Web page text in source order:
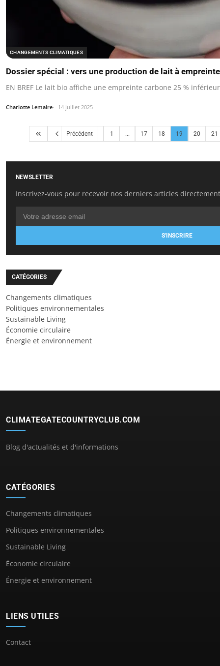
CHANGEMENTS CLIMATIQUES
Dossier spécial : vers une production de lait à
EN BREF Le lait bio affiche une empreinte carbone 25 %
Charlotte Lemaire 14 juillet 2025
Précédent 1 ... 17 18 19 20 21
NEWSLETTER
Inscrivez-vous pour recevoir nos derniers articles
S'INSCRIRE
CATÉGORIES
Changements climatiques
Politiques environnementales
Sustainable Living
Économie circulaire
Énergie et environnement
CLIMATEGATECOUNTRYCLUB.COM
Blog d'actualités et d'informations
CATÉGORIES
Changements climatiques
Politiques environnementales
Sustainable Living
Économie circulaire
Énergie et environnement
LIENS UTILES
Contact